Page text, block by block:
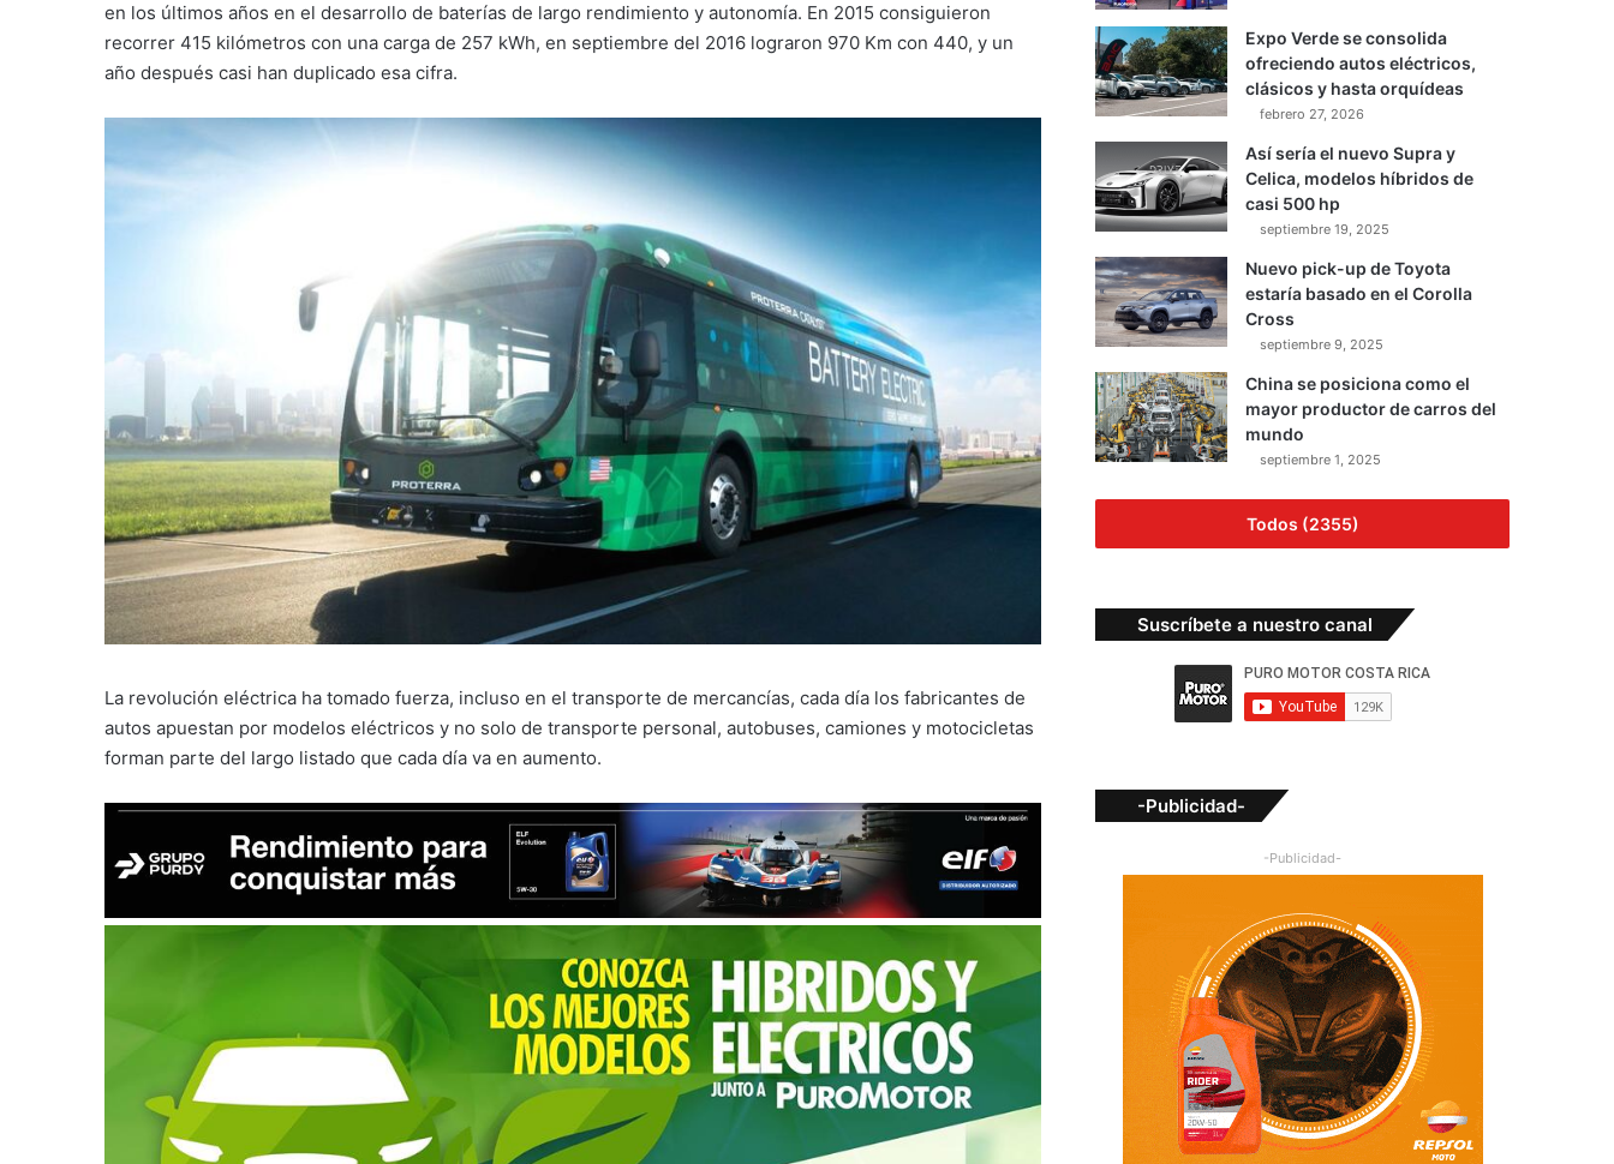
en los últimos años en el desarrollo de baterías de largo rendimiento y autonomía. En 2015 consiguieron
recorrer 415 kilómetros con una carga de 257 kWh, en septiembre del 2016 lograron 970 Km con 440, y un
año después casi han duplicado esa cifra.
La revolución eléctrica ha tomado fuerza, incluso en el transporte de mercancías, cada día los fabricantes de
autos apuestan por modelos eléctricos y no solo de transporte personal, autobuses, camiones y motocicletas
forman parte del largo listado que cada día va en aumento.
Expo Verde se consolida
ofreciendo autos eléctricos,
clásicos y hasta orquídeas
febrero 27, 2026
Así sería el nuevo Supra y
Celica, modelos híbridos de
casi 500 hp
septiembre 19, 2025
Nuevo pick-up de Toyota
estaría basado en el Corolla
Cross
septiembre 9, 2025
China se posiciona como el
mayor productor de carros del
mundo
septiembre 1, 2025
Todos (2355)
Suscríbete a nuestro canal
-Publicidad-
-Publicidad-